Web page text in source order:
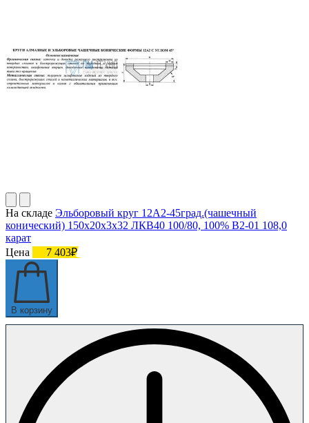
На складе Эльборовый круг 12А2-45град.(чашечный
конический) 150х20х3х32 ЛКВ40 100/80, 100% В2-01 108,0
карат
Цена
7 403₽
В корзину